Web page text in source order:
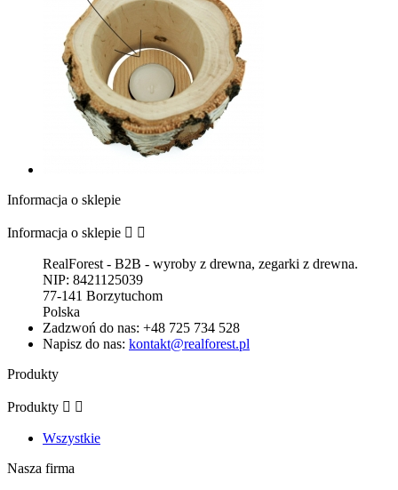
Informacja o sklepie
Informacja o sklepie  
RealForest - B2B - wyroby z drewna, zegarki z drewna.
NIP: 8421125039
77-141 Borzytuchom
Polska
Zadzwoń do nas: +48 725 734 528
Napisz do nas: kontakt@realforest.pl
Produkty
Produkty  
Wszystkie
Nasza firma